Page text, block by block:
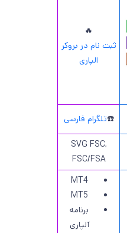
🔥
ثبت نام در بروکر
الپاری
☎️تلگرام فارسی
SVG FSC,
FSC/FSA
MT4
MT5
برنامه
آلپاری